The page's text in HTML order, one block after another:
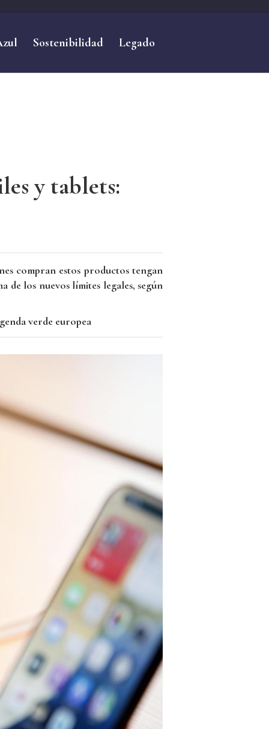
Sostenibilidad Legado
y tablets:
compran estos productos tengan
de los nuevos límites legales, según
verde europea